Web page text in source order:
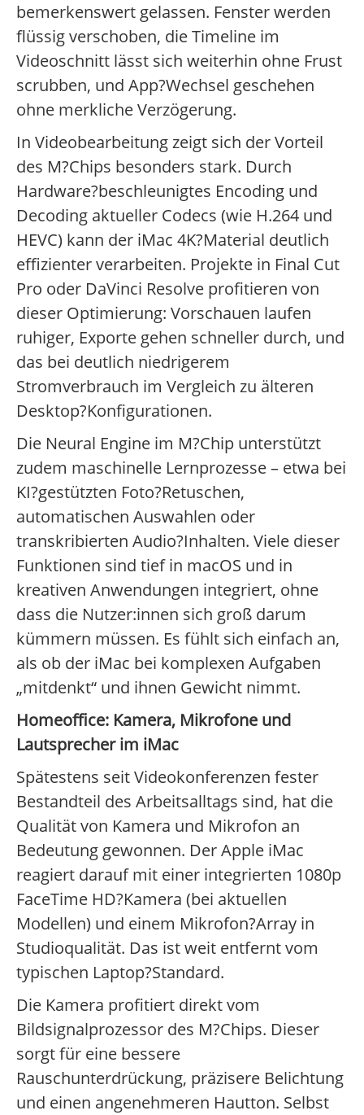
bemerkenswert gelassen. Fenster werden
flüssig verschoben, die Timeline im
Videoschnitt lässt sich weiterhin ohne Frust
scrubben, und App?Wechsel geschehen
ohne merkliche Verzögerung.
In Videobearbeitung zeigt sich der Vorteil
des M?Chips besonders stark. Durch
Hardware?beschleunigtes Encoding und
Decoding aktueller Codecs (wie H.264 und
HEVC) kann der iMac 4K?Material deutlich
effizienter verarbeiten. Projekte in Final Cut
Pro oder DaVinci Resolve profitieren von
dieser Optimierung: Vorschauen laufen
ruhiger, Exporte gehen schneller durch, und
das bei deutlich niedrigerem
Stromverbrauch im Vergleich zu älteren
Desktop?Konfigurationen.
Die Neural Engine im M?Chip unterstützt
zudem maschinelle Lernprozesse – etwa bei
KI?gestützten Foto?Retuschen,
automatischen Auswahlen oder
transkribierten Audio?Inhalten. Viele dieser
Funktionen sind tief in macOS und in
kreativen Anwendungen integriert, ohne
dass die Nutzer:innen sich groß darum
kümmern müssen. Es fühlt sich einfach an,
als ob der iMac bei komplexen Aufgaben
„mitdenkt“ und ihnen Gewicht nimmt.
Homeoffice: Kamera, Mikrofone und
Lautsprecher im iMac
Spätestens seit Videokonferenzen fester
Bestandteil des Arbeitsalltags sind, hat die
Qualität von Kamera und Mikrofon an
Bedeutung gewonnen. Der Apple iMac
reagiert darauf mit einer integrierten 1080p
FaceTime HD?Kamera (bei aktuellen
Modellen) und einem Mikrofon?Array in
Studioqualität. Das ist weit entfernt vom
typischen Laptop?Standard.
Die Kamera profitiert direkt vom
Bildsignalprozessor des M?Chips. Dieser
sorgt für eine bessere
Rauschunterdrückung, präzisere Belichtung
und einen angenehmeren Hautton. Selbst